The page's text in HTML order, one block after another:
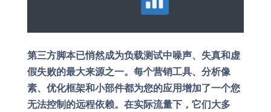
第三方脚本已悄然成为负载测试中噪声、失真和虚
假失败的最大来源之一。每个营销工具、分析像
素、优化框架和小部件都为您的应用增加了一个您
无法控制的远程依赖。在实际流量下，它们大多